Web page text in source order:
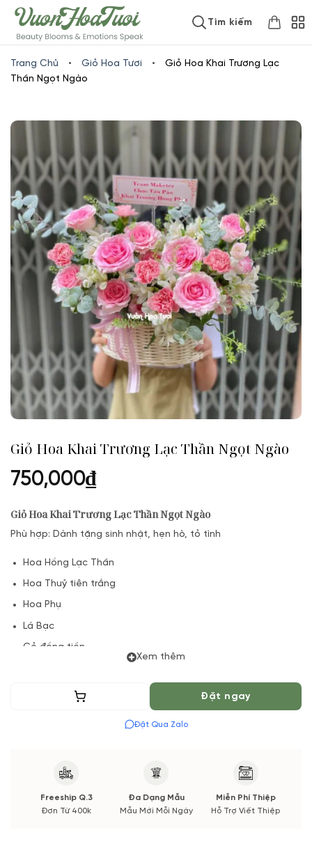
www.vuonhoatuoi.vnSkip
to
content
Tìm kiếm
Trang Chủ • Giỏ Hoa Tươi •
Giỏ Hoa Khai Trương Lạc
Thần Ngọt Ngào
Giỏ Hoa Khai Trương Lạc Thần Ngọt Ngào
750,000₫
Giỏ Hoa Khai Trương Lạc Thần Ngọt Ngào
Phù hợp: Dành tặng sinh nhật, hẹn hò, tỏ tình
Hoa Hồng Lạc Thần
Hoa Thuỷ tiên trắng
Hoa Phụ
Lá Bạc
Cỏ đồng tiền
(*) Shop hoa tươi với dịch vụ đặt hoa online Vườn Hoa Tươi
đảm bảo phong cách cắm, tone màu sắc. Nếu có thay đổi về
Hoa phụ và thời gian giao sẽ được thông báo đến Quý khách
Xem thêm
Thêm vào giỏ Đặt ngay
Đặt Qua Zalo
Freeship Q.3
Đơn Từ 400k
Đa Dạng Mẫu
Mẫu Mới Mỗi Ngày
Miễn Phí Thiệp
Hỗ Trợ Viết Thiệp